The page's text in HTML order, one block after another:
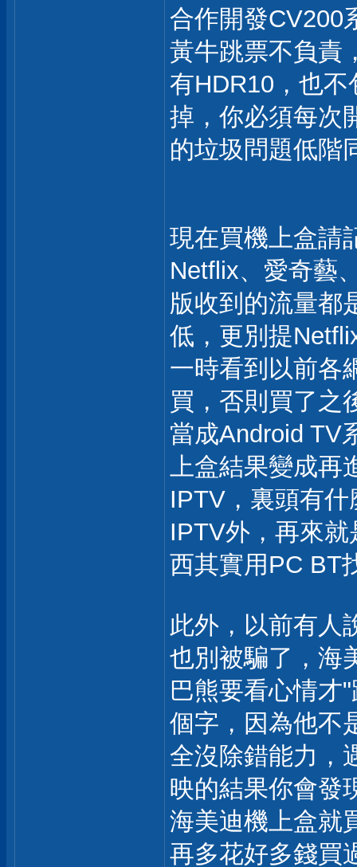
合作開發CV200
黃牛跳票不負責
有HDR10，也
掉，你必須每次
的垃圾問題低階
現在買機上盒請
Netflix、愛奇藝
版收到的流量都
低，更別提
一時看到以前各
買，否則買了之
當成Android TV
上盒結果變成
IPTV，裏頭有
IPTV外，再來
西其實用PC BT
此外，以前有人
也別被騙了，海
巴熊要看心情才
個字，因為他不
全沒除錯能力，
映的結果你會發
海美迪機上盒就
再多花好多錢買